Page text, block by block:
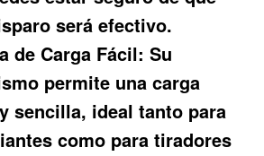
será efectivo.
de Carga Fácil: Su
permite una carga
sencilla, ideal tanto para
como para tiradores